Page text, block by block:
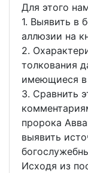
Для этого
1. Выявить в
аллюзии на
2.
толкования
имеющиеся в
3. Сравнить
пророка
выявить
Исходя из